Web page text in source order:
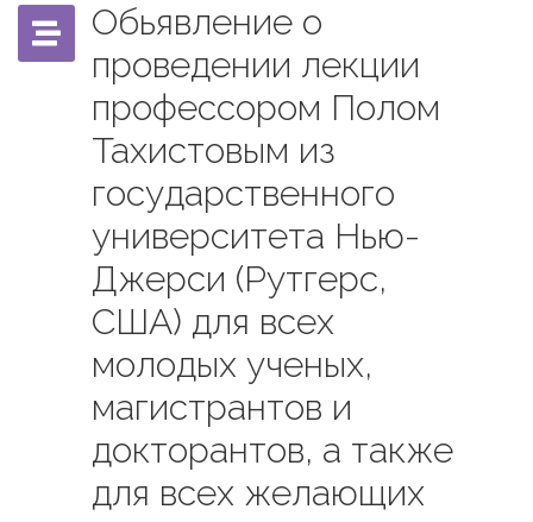
Обьявление о
проведении лекции
профессором Полом
Тахистовым из
государственного
университета Нью-
Джерси (Рутгерс,
США) для всех
молодых ученых,
магистрантов и
докторантов, а также
для всех желающих